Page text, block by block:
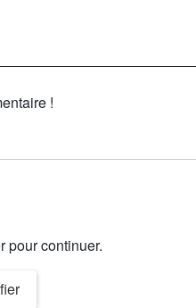
!
pour continuer.